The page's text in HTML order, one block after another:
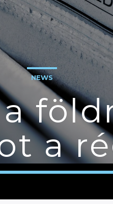
NEWS
a